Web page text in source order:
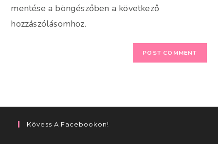
mentése a böngészőben a következő
hozzászólásomhoz.
Kövess A Facebookon!